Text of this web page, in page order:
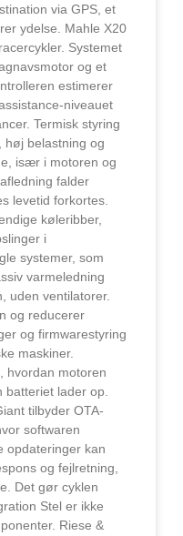
via GPS, et
ydelse. Mahle X20
Systemet
og et
estimerer
niveauet
Termisk styring
høj belastning og
især i motoren og
falder
levetid forkortes.
køleribber,
i
systemer, som
varmeledning
uden ventilatorer.
og reducerer
og firmwarestyring
maskiner.
hvordan motoren
lader op.
tilbyder OTA-
softwaren
opdateringer kan
og fejlretning,
Det gør cyklen
Stel er ikke
Riese &